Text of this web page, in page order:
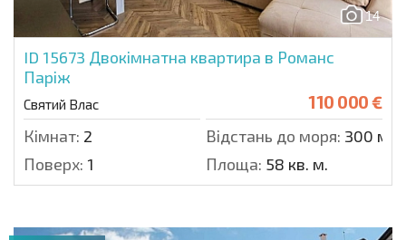
14
ID 15673 Двокімнатна квартира в Романс
Паріж
Святий Влас 110 000 €
Кімнат: 2 Відстань до моря: 300 м.
Поверх: 1 Площа: 58 кв. м.